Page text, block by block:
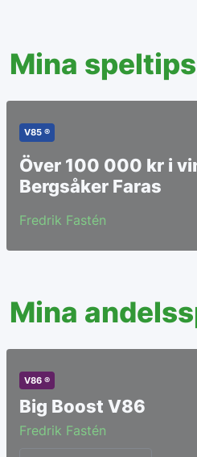
Mina speltips
V85 ®
Över 100 000 kr i
Bergsåker Faras
Fredrik Fastén
Mina
V86 ®
Big Boost V86
Fredrik Fastén